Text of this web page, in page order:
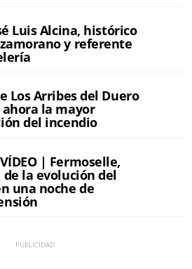
Luis Alcina, histórico
y referente
Los Arribes del Duero
la mayor
del incendio
VÍDEO | Fermoselle,
la evolución del
una noche de